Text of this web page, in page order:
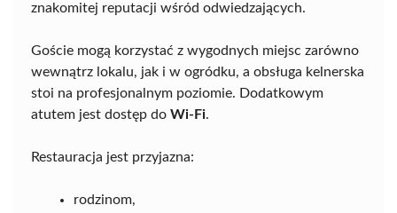
znakomitej reputacji wśród odwiedzających.
Goście mogą korzystać z wygodnych miejsc zarówno
wewnątrz lokalu, jak i w ogródku, a obsługa kelnerska
stoi na profesjonalnym poziomie. Dodatkowym
atutem jest dostęp do Wi-Fi.
Restauracja jest przyjazna:
rodzinom,